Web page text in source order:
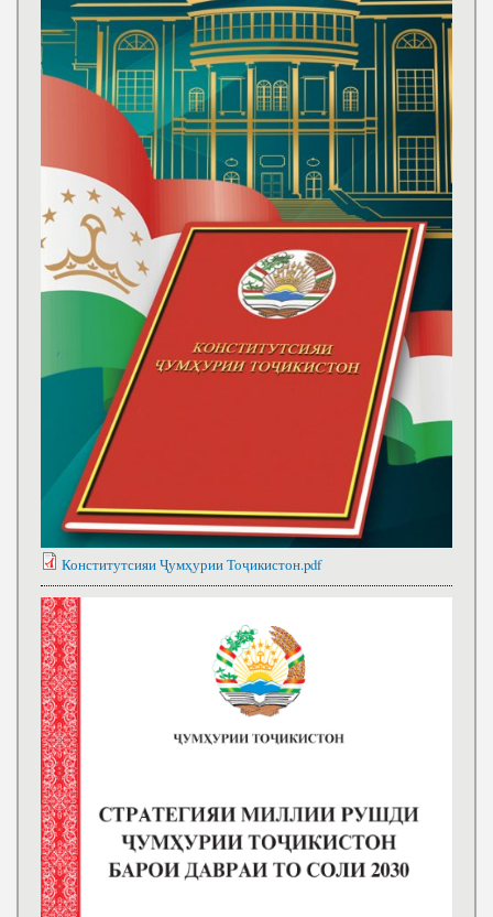
Конститутсияи Ҷумҳурии Тоҷикистон.pdf